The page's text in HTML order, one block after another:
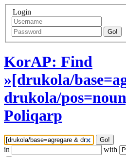
Login
Go!
KorAP: Find
»[drukola/
drukola/
Poliqarp
Go!
in
with